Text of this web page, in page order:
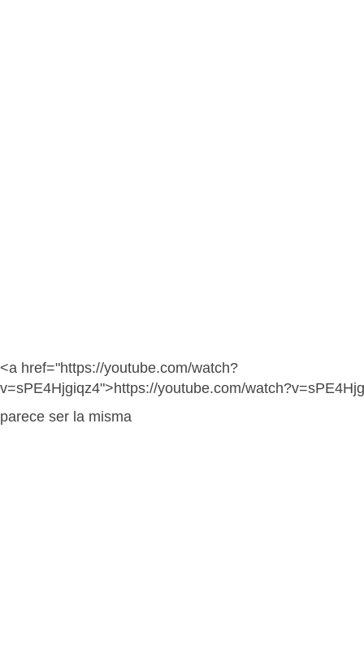
<a href="https://youtube.com/watch?
v=sPE4Hjgiqz4">https://youtube.com/
parece ser la misma